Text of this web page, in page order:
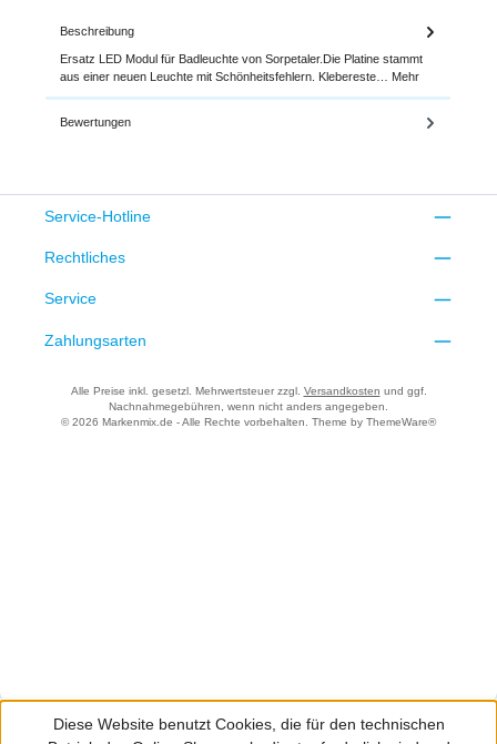
Beschreibung
Ersatz LED Modul für Badleuchte von Sorpetaler.Die Platine stammt
aus einer neuen Leuchte mit Schönheitsfehlern. Klebereste… Mehr
Bewertungen
Service-Hotline
Rechtliches
Service
Zahlungsarten
Alle Preise inkl. gesetzl. Mehrwertsteuer zzgl. Versandkosten und ggf.
Nachnahmegebühren, wenn nicht anders angegeben.
© 2026 Markenmix.de - Alle Rechte vorbehalten. Theme by ThemeWare®
Diese Website benutzt Cookies, die für den technischen